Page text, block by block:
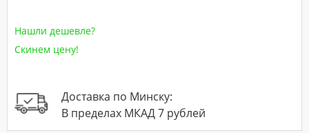
Нашли дешевле?
Скинем цену!
Доставка по Минску:
В пределах МКАД 7 рублей